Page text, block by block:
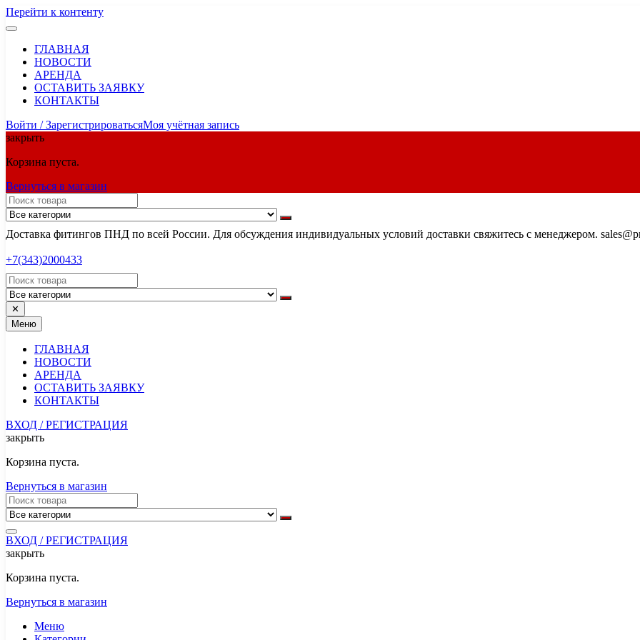
Перейти к контенту
ГЛАВНАЯ
НОВОСТИ
АРЕНДА
ОСТАВИТЬ ЗАЯВКУ
КОНТАКТЫ
Войти / ЗарегистрироватьсяМоя учётная запись
закрыть
Корзина пуста.
Вернуться в магазин
Доставка фитингов ПНД по всей России. Для обсуждения индивидуальных условий доставки свяжитесь с менеджером.
+7(343)2000433
✕
Меню
ГЛАВНАЯ
НОВОСТИ
АРЕНДА
ОСТАВИТЬ ЗАЯВКУ
КОНТАКТЫ
ВХОД / РЕГИСТРАЦИЯ
закрыть
Корзина пуста.
Вернуться в магазин
ВХОД / РЕГИСТРАЦИЯ
закрыть
Корзина пуста.
Вернуться в магазин
Меню